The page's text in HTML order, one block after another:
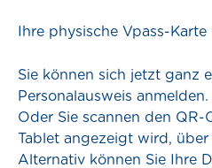
Ihre physische Vpass-
Sie können sich jetzt ganz
Personalausweis anmelden.
Oder Sie scannen den QR-
Tablet angezeigt wird,
Alternativ können Sie Ihre